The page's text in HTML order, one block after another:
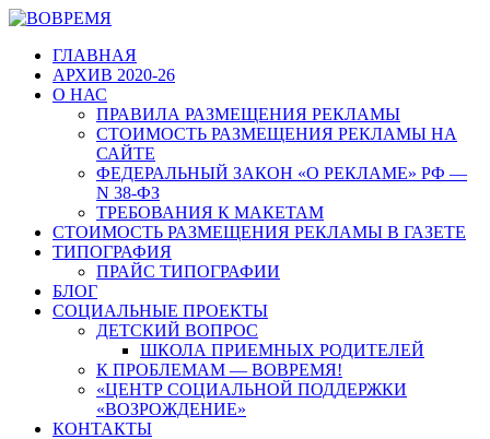
ГЛАВНАЯ
АРХИВ 2020-26
О НАС
ПРАВИЛА РАЗМЕЩЕНИЯ РЕКЛАМЫ
СТОИМОСТЬ РАЗМЕЩЕНИЯ РЕКЛАМЫ НА
САЙТЕ
ФЕДЕРАЛЬНЫЙ ЗАКОН «О РЕКЛАМЕ» РФ —
N 38-ФЗ
ТРЕБОВАНИЯ К МАКЕТАМ
СТОИМОСТЬ РАЗМЕЩЕНИЯ РЕКЛАМЫ В ГАЗЕТЕ
ТИПОГРАФИЯ
ПРАЙС ТИПОГРАФИИ
БЛОГ
СОЦИАЛЬНЫЕ ПРОЕКТЫ
ДЕТСКИЙ ВОПРОС
ШКОЛА ПРИЕМНЫХ РОДИТЕЛЕЙ
К ПРОБЛЕМАМ — ВОВРЕМЯ!
«ЦЕНТР СОЦИАЛЬНОЙ ПОДДЕРЖКИ
«ВОЗРОЖДЕНИЕ»
КОНТАКТЫ